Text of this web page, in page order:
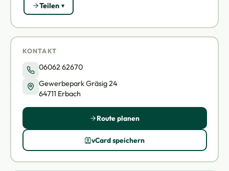
Teilen
KONTAKT
06062 62670
Gewerbepark Gräsig 24
64711 Erbach
Route planen
vCard speichern